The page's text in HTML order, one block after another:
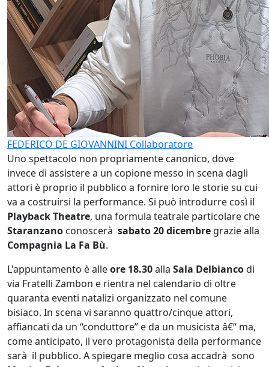
FEDERICO DE GIOVANNINI Collaboratore
Uno spettacolo non propriamente canonico, dove
invece di assistere a un copione messo in scena dagli
attori è proprio il pubblico a fornire loro le storie su cui
va a costruirsi la performance. Si può introdurre così il
Playback Theatre, una formula teatrale particolare che
Staranzano conoscerà sabato 20 dicembre grazie alla
Compagnia La Fa Bù.
L'appuntamento è alleore 18.30alla Sala Delbiancodi
via Fratelli Zambon e rientra nel calendario di oltre
quaranta eventi natalizi organizzato nel comune
bisiaco. In scena vi saranno quattro/cinque attori,
affiancati da un “conduttore” e da un musicista â€“ ma,
come anticipato, il vero protagonista della performance
sarà il pubblico. A spiegare meglio cosa accadrà sono